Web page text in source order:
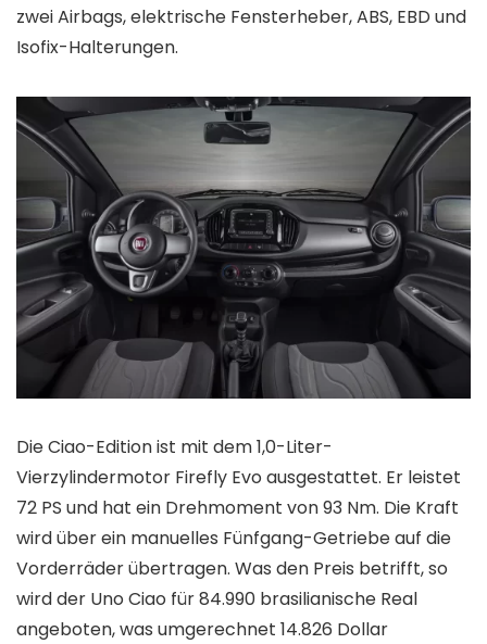
zwei Airbags, elektrische Fensterheber, ABS, EBD und
Isofix-Halterungen.
Die Ciao-Edition ist mit dem 1,0-Liter-
Vierzylindermotor Firefly Evo ausgestattet. Er leistet
72 PS und hat ein Drehmoment von 93 Nm. Die Kraft
wird über ein manuelles Fünfgang-Getriebe auf die
Vorderräder übertragen. Was den Preis betrifft, so
wird der Uno Ciao für 84.990 brasilianische Real
angeboten, was umgerechnet 14.826 Dollar